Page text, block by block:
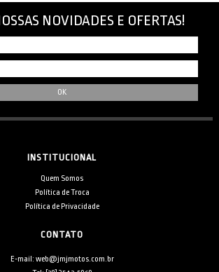
NOVIDADES E OFERTAS!
INSTITUCIONAL
Quem Somos
Política de Troca
Política de Privacidade
CONTATO
E-mail: web@jmjmotos.com.br